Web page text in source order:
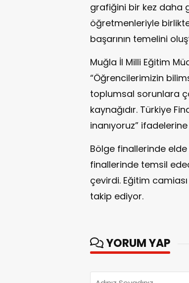
grafiğini bir kez daha
öğretmenleriyle
başarının temelini
Muğla İl Milli Eğitim
“Öğrencilerimizin
toplumsal sorunlara
kaynağıdır. Türkiye
inanıyoruz”
Bölge finallerinde
finallerinde temsil
çevirdi. Eğitim
takip ediyor.
YORUM YAP